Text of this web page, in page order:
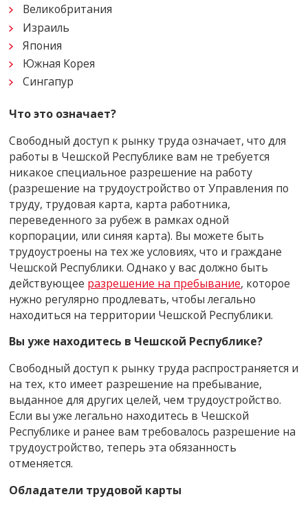
Великобритания
Израиль
Япония
Южная Корея
Сингапур
Что это означает?
Свободный доступ к рынку труда означает, что для
работы в Чешской Республике вам не требуется
никакое специальное разрешение на работу
(разрешение на трудоустройство от Управления по
труду, трудовая карта, карта работника,
переведенного за рубеж в рамках одной
корпорации, или синяя карта). Вы можете быть
трудоустроены на тех же условиях, что и граждане
Чешской Республики. Однако у вас должно быть
действующее разрешение на пребывание, которое
нужно регулярно продлевать, чтобы легально
находиться на территории Чешской Республики.
Вы уже находитесь в Чешской Республике?
Свободный доступ к рынку труда распространяется и
на тех, кто имеет разрешение на пребывание,
выданное для других целей, чем трудоустройство.
Если вы уже легально находитесь в Чешской
Республике и ранее вам требовалось разрешение на
трудоустройство, теперь эта обязанность
отменяется.
Обладатели трудовой карты